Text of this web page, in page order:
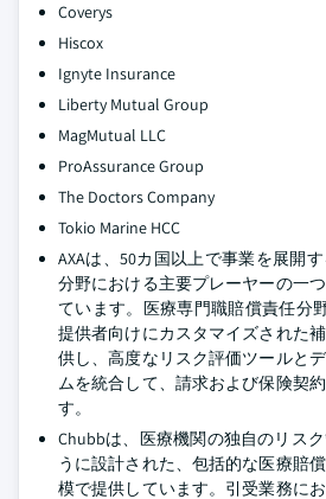
Coverys
Hiscox
Ignyte Insurance
Liberty Mutual Group
MagMutual LLC
ProAssurance Group
The Doctors Company
Tokio Marine HCC
AXAは、50カ国以上で事業を展開
分野における主要プレーヤーの一
ています。医療専門職賠償責任分
提供者向けにカスタマイズされた
供し、高度なリスク評価ツールと
ムを統合して、請求および保険契
す。
Chubbは、医療機関の独自のリス
うに設計された、包括的な医療賠
模で提供しています。引受業務に